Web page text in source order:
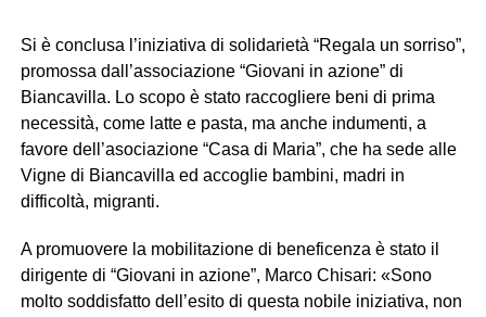
Si è conclusa l’iniziativa di solidarietà “Regala un sorriso”,
promossa dall’associazione “Giovani in azione” di
Biancavilla. Lo scopo è stato raccogliere beni di prima
necessità, come latte e pasta, ma anche indumenti, a
favore dell’asociazione “Casa di Maria”, che ha sede alle
Vigne di Biancavilla ed accoglie bambini, madri in
difficoltà, migranti.
A promuovere la mobilitazione di beneficenza è stato il
dirigente di “Giovani in azione”, Marco Chisari: «Sono
molto soddisfatto dell’esito di questa nobile iniziativa, non